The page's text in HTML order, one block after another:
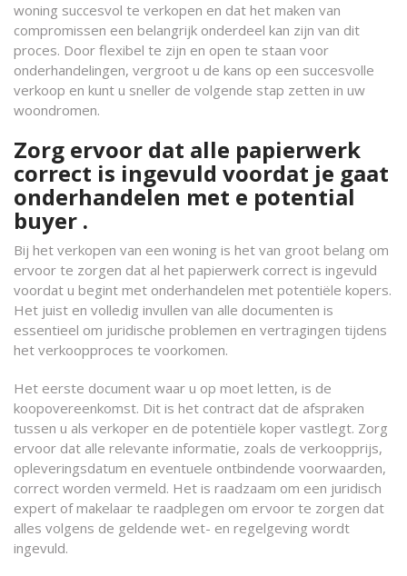
woning succesvol te verkopen en dat het maken van
compromissen een belangrijk onderdeel kan zijn van dit
proces. Door flexibel te zijn en open te staan voor
onderhandelingen, vergroot u de kans op een succesvolle
verkoop en kunt u sneller de volgende stap zetten in uw
woondromen.
Zorg ervoor dat alle papierwerk
correct is ingevuld voordat je gaat
onderhandelen met e potential
buyer .
Bij het verkopen van een woning is het van groot belang om
ervoor te zorgen dat al het papierwerk correct is ingevuld
voordat u begint met onderhandelen met potentiële kopers.
Het juist en volledig invullen van alle documenten is
essentieel om juridische problemen en vertragingen tijdens
het verkoopproces te voorkomen.
Het eerste document waar u op moet letten, is de
koopovereenkomst. Dit is het contract dat de afspraken
tussen u als verkoper en de potentiële koper vastlegt. Zorg
ervoor dat alle relevante informatie, zoals de verkoopprijs,
opleveringsdatum en eventuele ontbindende voorwaarden,
correct worden vermeld. Het is raadzaam om een ​​juridisch
expert of makelaar te raadplegen om ervoor te zorgen dat
alles volgens de geldende wet- en regelgeving wordt
ingevuld.